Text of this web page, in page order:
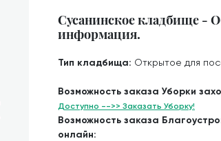
Сусанинское кладбище -
информация.
Тип кладбища: Открытое для
Возможность заказа Уборки
Доступно -->> Заказать Уборку!
Возможность заказа
онлайн: